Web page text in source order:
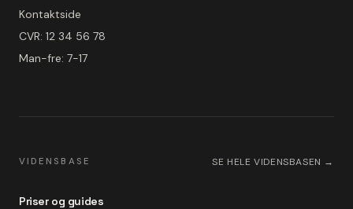
Kontaktside
CVR: 12 34 56 78
Man-fre: 7-17
VIDENSBASE SE HELE VIDENSBASEN →
Priser og guides